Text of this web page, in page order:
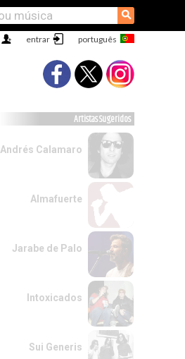
⚲
entrar
Artistas Sugeridos
Andrés Calamaro
Almafuerte
Jarabe de Palo
Intoxicados
Sui Generis